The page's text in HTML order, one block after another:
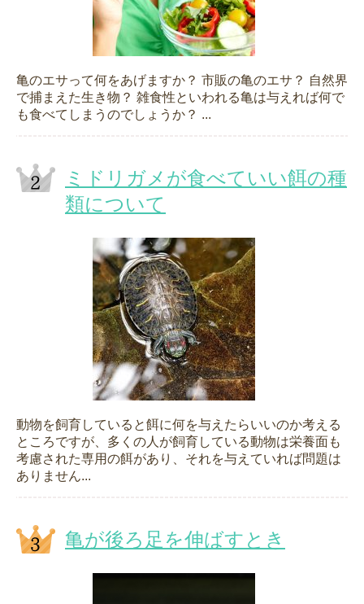
亀のエサって何をあげますか？ 市販の亀のエサ？ 自然界
で捕まえた生き物？ 雑食性といわれる亀は与えれば何で
も食べてしまうのでしょうか？ ...
ミドリガメが食べていい餌の種
類について
動物を飼育していると餌に何を与えたらいいのか考える
ところですが、多くの人が飼育している動物は栄養面も
考慮された専用の餌があり、それを与えていれば問題は
ありません...
亀が後ろ足を伸ばすとき